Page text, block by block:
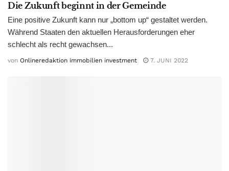
Die Zukunft beginnt in der Gemeinde
Eine positive Zukunft kann nur „bottom up“ gestaltet werden.
Während Staaten den aktuellen Herausforderungen eher
schlecht als recht gewachsen...
von Onlineredaktion immobilien investment 7. JUNI 2022